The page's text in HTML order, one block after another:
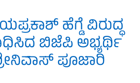
ಹೆಗ್ಡೆ ವಿರುದ್ಧ
ಬಿಜೆಪಿ ಅಭ್ಯರ್ಥಿ
ಪೂಜಾರಿ